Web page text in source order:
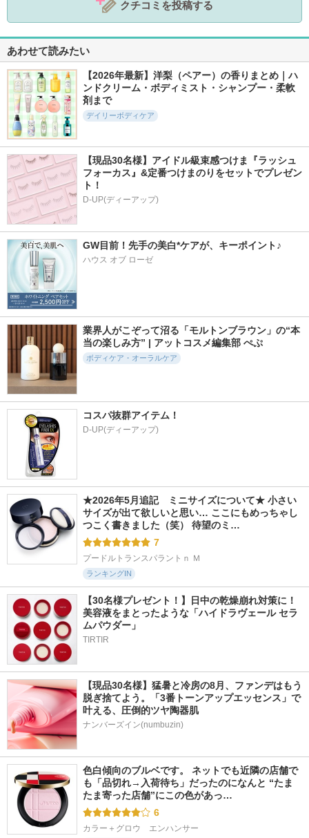
クチコミを投稿する
あわせて読みたい
【2026年最新】洋梨（ペアー）の香りまとめ｜ハ
ンドクリーム・ボディミスト・シャンプー・柔軟
剤まで
デイリーボディケア
【現品30名様】アイドル級束感つけま『ラッシュ
フォーカス』&定番つけまのりをセットでプレゼン
ト！
D-UP(ディーアップ)
GW目前！先手の美白*ケアが、キーポイント♪
ハウス オブ ローゼ
業界人がこぞって沼る「モルトンブラウン」の“本
当の楽しみ方” | アットコスメ編集部 ぺぷ
ボディケア・オーラルケア
コスパ抜群アイテム！
D-UP(ディーアップ)
★2026年5月追記　ミニサイズについて★ 小さい
サイズが出て欲しいと思い… ここにもめっちゃし
つこく書きました（笑） 待望のミ…
7
プードルトランスパラントｎ Ｍ
ランキングIN
【30名様プレゼント！】日中の乾燥崩れ対策に！
美容液をまとったような「ハイドラヴェール セラ
ムパウダー」
TIRTIR
【現品30名様】猛暑と冷房の8月、ファンデはもう
脱ぎ捨てよう。「3番トーンアップエッセンス」で
叶える、圧倒的ツヤ陶器肌
ナンバーズイン(numbuzin)
色白傾向のブルベです。 ネットでも近隣の店舗で
も「品切れ→入荷待ち」だったのになんと “たま
たま寄った店舗”にこの色があっ…
6
カラー＋グロウ　エンハンサー